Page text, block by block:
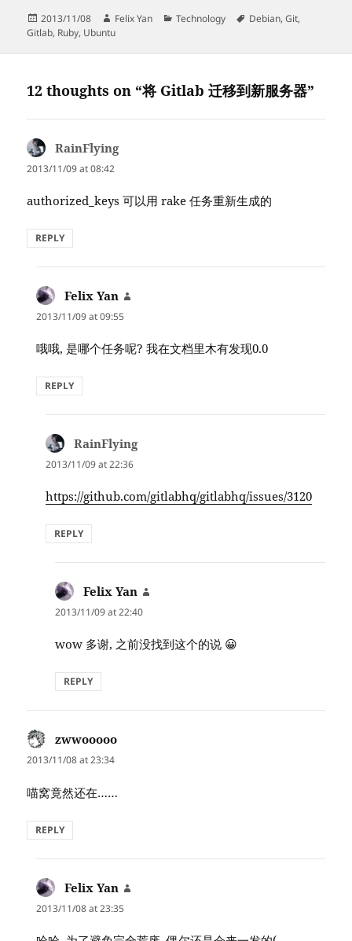
Posted
on
2013/11/08 Author
Felix Yan Categories
Technology Tags
Debian,Git,
Gitlab, Ruby, Ubuntu
12 thoughts on “将 Gitlab 迁移到新服务器”
RainFlyingsays:
2013/11/09 at 08:42
authorized_keys 可以用 rake 任务重新生成的
REPLY
Felix Yan
2013/11/09 at 09:55
哦哦, 是哪个任务呢? 我在文档里木有发现0.0
REPLY
RainFlyingsays:
2013/11/09 at 22:36
https://github.com/gitlabhq/gitlabhq/issues/3120
REPLY
Felix Yan
2013/11/09 at 22:40
wow 多谢, 之前没找到这个的说 😀
REPLY
zwwooooo
2013/11/08 at 23:34
喵窝竟然还在……
REPLY
Felix Yan
2013/11/08 at 23:35